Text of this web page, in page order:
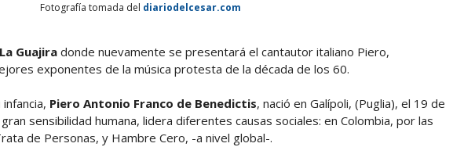
Fotografía tomada del diariodelcesar.com
La Guajira donde nuevamente se presentará el cantautor italiano Piero,
exponentes de la música protesta de la década de los 60.
Piero Antonio Franco de Benedictis, nació en​ Galípoli, (Puglia), el 19 de
sensibilidad humana, lidera diferentes causas sociales: en Colombia,​ por las
de Personas, y Hambre Cero, -a nivel global-.